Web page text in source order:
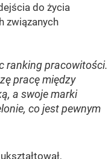
do życia
związanych
ranking pracowitości.
pracę między
a swoje marki
co jest pewnym